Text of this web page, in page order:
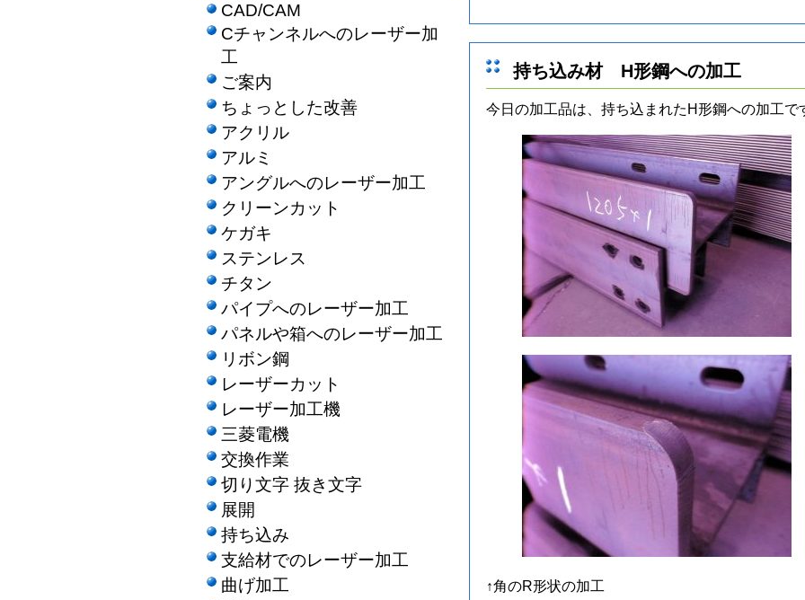
持ち込み材 H形鋼への加工
今日の加工品は、持ち込まれたH形鋼への加工で
↑角のR形状の加工
CAD/CAM
Cチャンネルへのレーザー加
工
ご案内
ちょっとした改善
アクリル
アルミ
アングルへのレーザー加工
クリーンカット
ケガキ
ステンレス
チタン
パイプへのレーザー加工
パネルや箱へのレーザー加工
リボン鋼
レーザーカット
レーザー加工機
三菱電機
交換作業
切り文字 抜き文字
展開
持ち込み
支給材でのレーザー加工
曲げ加工